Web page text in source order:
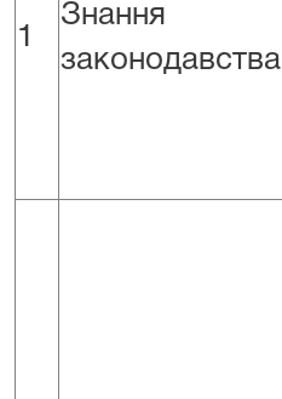
1
Знання
законодавства